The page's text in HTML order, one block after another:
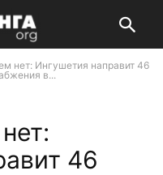
нет: Ингушетия направит 46
в...
46